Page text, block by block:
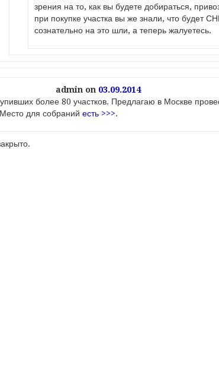
зрения на то, как вы будете добираться,
при покупке участка вы же знали, что будет
сознательно на это шли, а теперь жалуетесь.
admin on 03.09.2014
более 80 участков. Предлагаю в Москве
для собраний есть >>>.